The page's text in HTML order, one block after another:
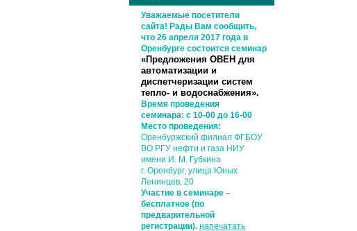
Уважаемые посетители
сайта! Рады Вам сообщить,
что 26 апреля 2017 года в
Оренбурге состоится семинар
«Предложения ОВЕН для
автоматизации и
диспетчеризации систем
тепло- и водоснабжения».
Время проведения
семинара: с 10-00 до 16-00
Место проведения:
Оренбуржский филиал ФГБОУ
ВО РГУ нефти и газа НИУ
имени И. М. Губкина
г. Оренбург, улица Юных
Ленинцев, 20
Участие в семинаре –
бесплатное (по
предварительной
регистрации). напечатать